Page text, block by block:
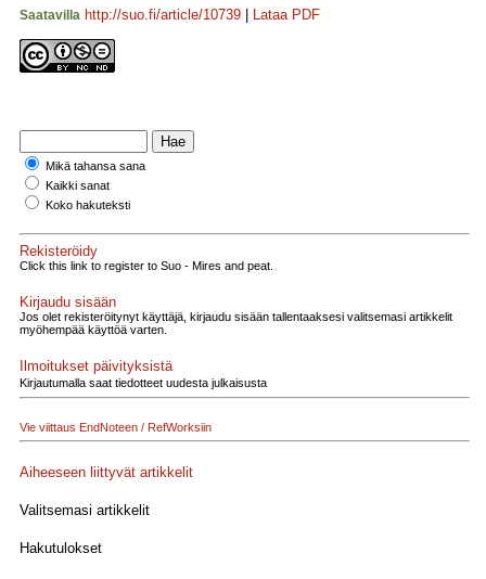
Saatavilla http://suo.fi/article/10739 Lataa PDF
Mikä tahansa sana
Kaikki sanat
Koko hakuteksti
Rekisteröidy
Click this link to register to Suo - Mires and peat.
Kirjaudu sisään
Jos olet rekisteröitynyt käyttäjä, kirjaudu sisään tallentaaksesi valitsemasi artikkelit
myöhempää käyttöä varten.
Ilmoitukset päivityksistä
Kirjautumalla saat tiedotteet uudesta julkaisusta
Vie viittaus EndNoteen / RefWorksiin
Aiheeseen liittyvät artikkelit
Valitsemasi artikkelit
Hakutulokset